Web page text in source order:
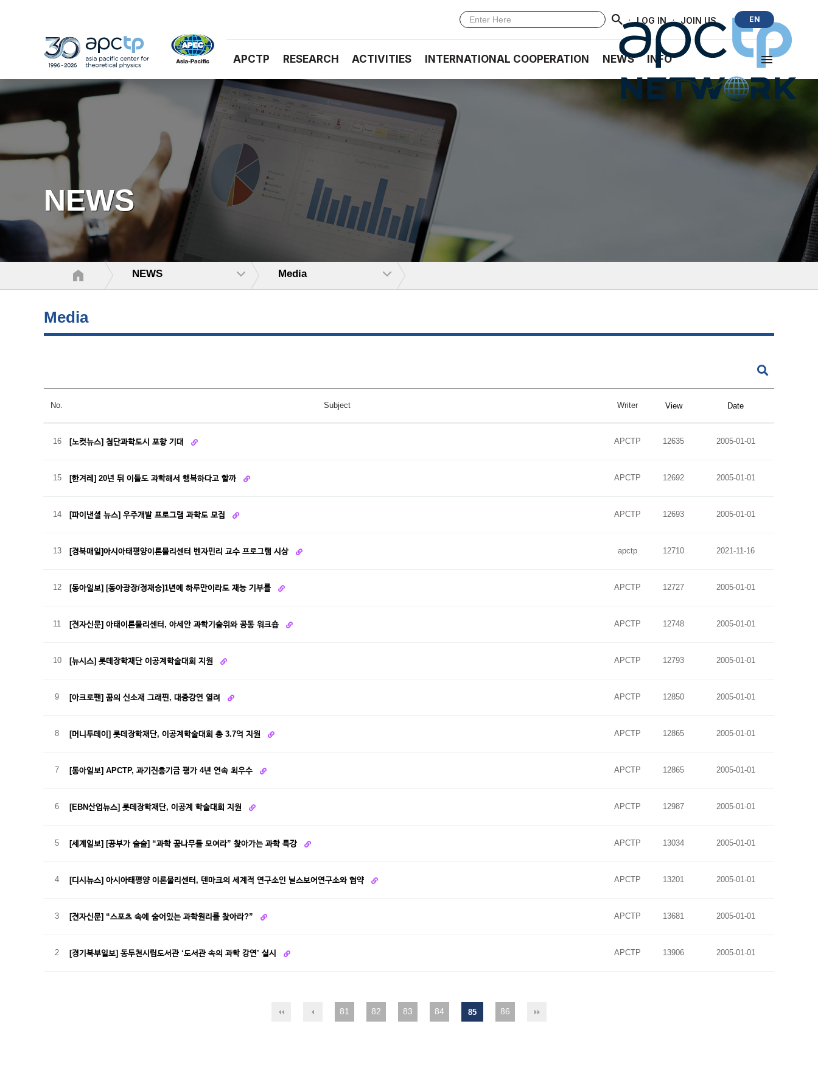
· LOG IN · JOIN US EN
APCTP RESEARCH ACTIVITIES INTERNATIONAL COOPERATION NEWS INFO
NEWS
NEWS Media
Media
No. Subject Writer View Date
16 [노컷뉴스] 첨단과학도시 포항 기대 APCTP 12635 2005-01-01
15 [한겨레] 20년 뒤 이들도 과학해서 행복하다고 할까 APCTP 12692 2005-01-01
14 [파이낸셜 뉴스] 우주개발 프로그램 과학도 모집 APCTP 12693 2005-01-01
13 [경북매일]아시아태평양이론물리센터 벤자민리 교수 프로그램 시상 apctp 12710 2021-11-16
12 [동아일보] [동아광장/정재승]1년에 하루만이라도 재능 기부를 APCTP 12727 2005-01-01
11 [전자신문] 아태이론물리센터, 아세안 과학기술위와 공동 워크숍 APCTP 12748 2005-01-01
10 [뉴시스] 롯데장학재단 이공계학술대회 지원 APCTP 12793 2005-01-01
9 [아크로팬] 꿈의 신소재 그래핀, 대중강연 열려 APCTP 12850 2005-01-01
8 [머니투데이] 롯데장학재단, 이공계학술대회 총 3.7억 지원 APCTP 12865 2005-01-01
7 [동아일보] APCTP, 과기진흥기금 평가 4년 연속 최우수 APCTP 12865 2005-01-01
6 [EBN산업뉴스] 롯데장학재단, 이공계 학술대회 지원 APCTP 12987 2005-01-01
5 [세계일보] [공부가 술술] “과학 꿈나무들 모여라” 찾아가는 과학 특강 APCTP 13034 2005-01-01
4 [디시뉴스] 아시아태평양 이론물리센터, 덴마크의 세계적 연구소인 닐스보어연구소와 협약 APCTP 13201 2005-01-01
3 [전자신문] “스포츠 속에 숨어있는 과학원리를 찾아라?” APCTP 13681 2005-01-01
2 [경기북부일보] 동두천시립도서관 ‘도서관 속의 과학 강연’ 실시 APCTP 13906 2005-01-01
81 82 83 84 85 86